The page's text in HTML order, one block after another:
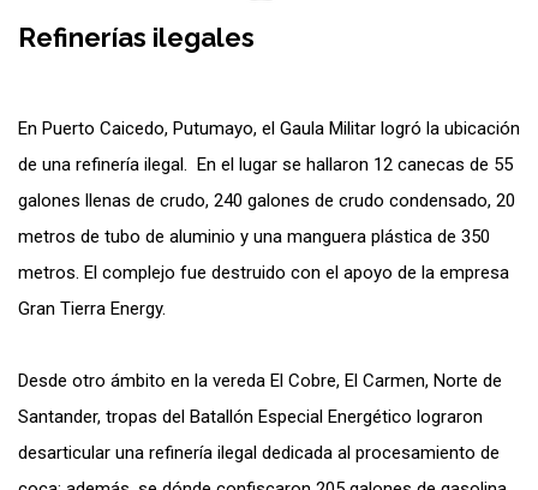
Refinerías ilegales
En Puerto Caicedo, Putumayo, el Gaula Militar logró la ubicación
de una refinería ilegal. En el lugar se hallaron 12 canecas de 55
galones llenas de crudo, 240 galones de crudo condensado, 20
metros de tubo de aluminio y una manguera plástica de 350
metros. El complejo fue destruido con el apoyo de la empresa
Gran Tierra Energy.
Desde otro ámbito en la vereda El Cobre, El Carmen, Norte de
Santander, tropas del Batallón Especial Energético lograron
desarticular una refinería ilegal dedicada al procesamiento de